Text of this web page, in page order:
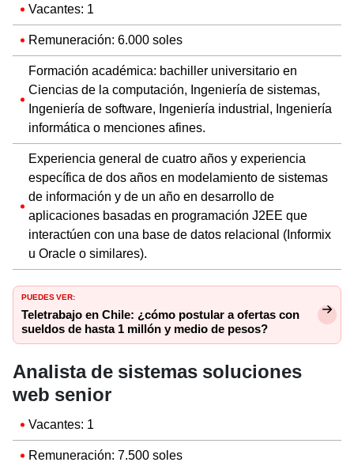
Vacantes: 1
Remuneración: 6.000 soles
Formación académica: bachiller universitario en
Ciencias de la computación, Ingeniería de sistemas,
Ingeniería de software, Ingeniería industrial, Ingeniería
informática o menciones afines.
Experiencia general de cuatro años y experiencia
específica de dos años en modelamiento de sistemas
de información y de un año en desarrollo de
aplicaciones basadas en programación J2EE que
interactúen con una base de datos relacional (Informix
u Oracle o similares).
PUEDES VER:
Teletrabajo en Chile: ¿cómo postular a ofertas con
sueldos de hasta 1 millón y medio de pesos?
Analista de sistemas soluciones
web senior
Vacantes: 1
Remuneración: 7.500 soles